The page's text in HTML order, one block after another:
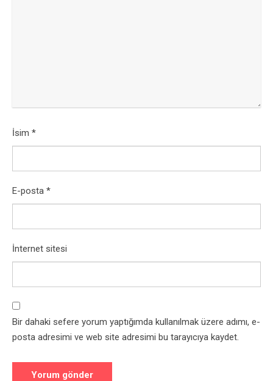
İsim *
E-posta *
İnternet sitesi
Bir dahaki sefere yorum yaptığımda kullanılmak üzere adımı, e-
posta adresimi ve web site adresimi bu tarayıcıya kaydet.